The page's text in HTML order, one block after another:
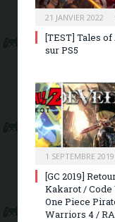
21 JANVIER 2022
[TEST] Tales of
sur PS5
1 SEPTEMBRE 2019
[GC 2019]
Kakarot / Code
One Piece
Warriors 4 /